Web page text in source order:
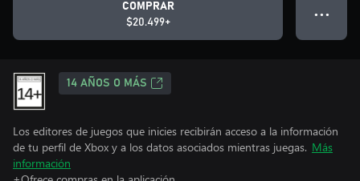
COMPRAR
$20.499+
● ● ●
14 AÑOS O MÁS
Los editores de juegos que inicies recibirán acceso a la información
de tu perfil de Xbox y a los datos asociados mientras juegas. Más
información